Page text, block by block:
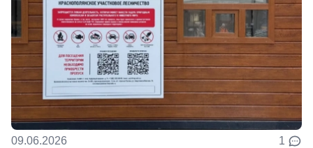
09.06.2026 1